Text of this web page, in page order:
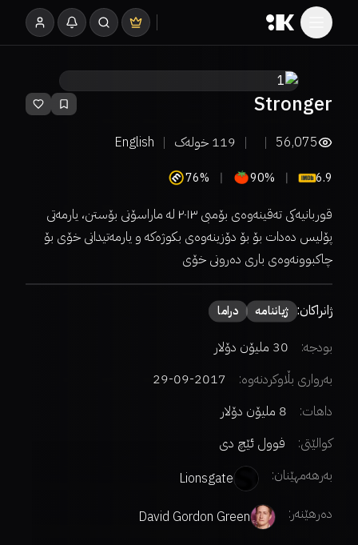
Stronger
56,075
119 خولەک English
6.9
90%
76%
قوربانیەکی تەقینەوەی بۆمبی ٢٠١٣ لە ماراسۆنی بۆستن، یارمەتی
پۆلیس دەدات بۆ بۆ دۆزینەوەی بکوژەکە و یارمەتیدانی خۆی بۆ
چاکبوونەوەی باری دەرونی خۆی
ژانراکان: ژیاننامە دراما
بودجە:
30 ملیۆن دۆلار
بەرواری بڵاوکردنەوە:
2017-09-29
داهات:
8 ملیۆن دۆلار
کوالێتی:
فوول ئێچ دی
بەرهەمهێنان:
Lionsgate
دەرهێنەر:
David Gordon Green